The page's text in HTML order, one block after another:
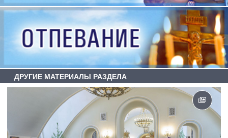
ДРУГИЕ МАТЕРИАЛЫ РАЗДЕЛА